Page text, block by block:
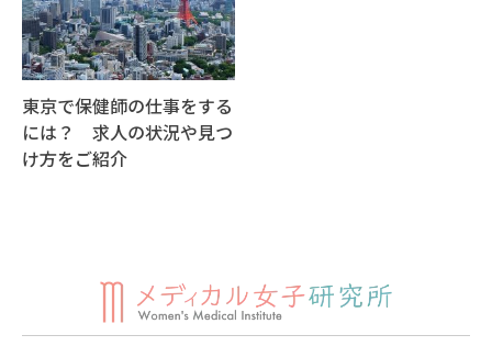
東京で保健師の仕事をする
には？ 求人の状況や見つ
け方をご紹介